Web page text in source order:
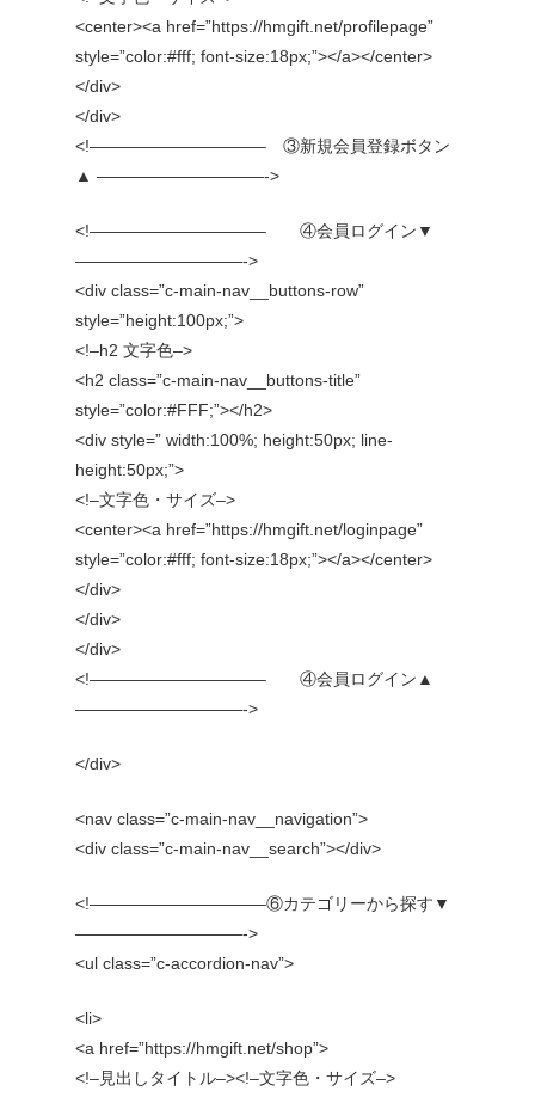
<center><a href=”https://hmgift.net/profilepage”
style=”color:#fff; font-size:18px;”></a></center>
</div>
</div>
<!——————————– ③新規会員登録ボタン
▲ ——————————->
<!——————————– ④会員ログイン▼
——————————->
<div class=”c-main-nav__buttons-row”
style=”height:100px;”>
<!–h2 文字色–>
<h2 class=”c-main-nav__buttons-title”
style=”color:#FFF;”></h2>
<div style=” width:100%; height:50px; line-
height:50px;”>
<!–文字色・サイズ–>
<center><a href=”https://hmgift.net/loginpage”
style=”color:#fff; font-size:18px;”></a></center>
</div>
</div>
</div>
<!——————————– ④会員ログイン▲
——————————->
</div>
<nav class=”c-main-nav__navigation”>
<div class=”c-main-nav__search”></div>
<!——————————–⑥カテゴリーから探す▼
——————————->
<ul class=”c-accordion-nav”>
<li>
<a href=”https://hmgift.net/shop”>
<!–見出しタイトル–><!–文字色・サイズ–>